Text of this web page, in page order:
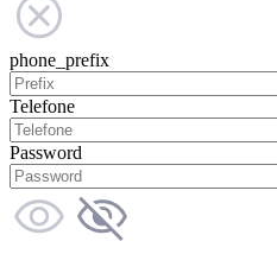
phone_prefix
Telefone
Password